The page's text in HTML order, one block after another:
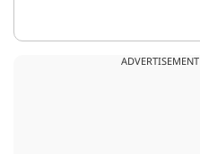
ADVERTISEMENT